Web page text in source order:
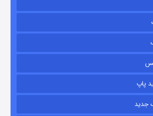
شکست استوارت در نجات جهان
قسمت
پاپ
جدید